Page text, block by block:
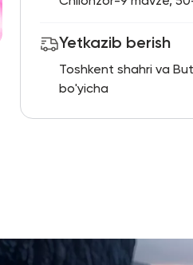
Yetkazib berish
Toshkent shahri va
bo'yicha